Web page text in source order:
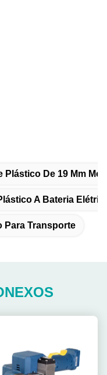
Plástico De 19 Mm
A Bateria
Para Transporte